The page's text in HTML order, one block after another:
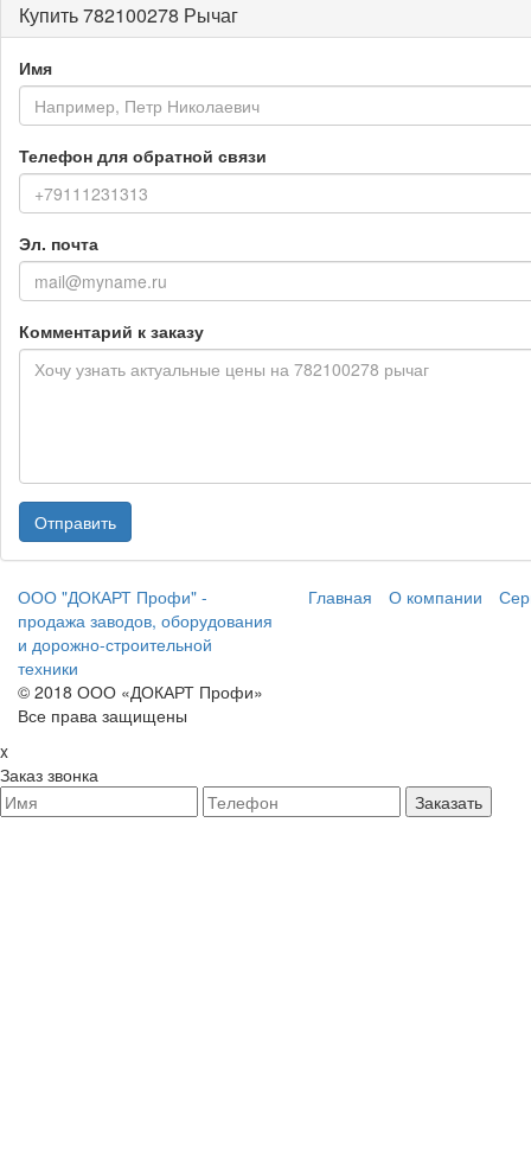
Купить 782100278 Рычаг
Имя
Телефон для обратной связи
Эл. почта
Комментарий к заказу
Отправить
ООО "ДОКАРТ Профи" -
продажа заводов, оборудования
и дорожно-строительной
техники
© 2018 ООО «ДОКАРТ Профи»
Все права защищены
Главная О компании
x
Заказ звонка
Заказать